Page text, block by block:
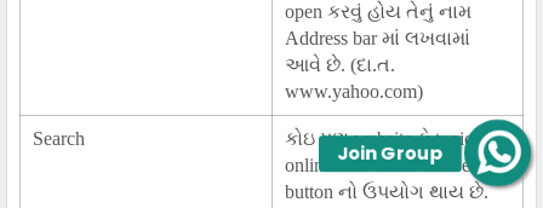
open કરવું હોય તેનું નામ
Address bar માં લખવામાં
આવે છે. (દા.ત.
www.yahoo.com)
Search
કોઇ પણ website કે topic ને
online find કરવા માટે Search
button નો ઉપયોગ થાય છે.
Join Group